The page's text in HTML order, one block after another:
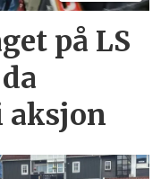
på LS
aksjon